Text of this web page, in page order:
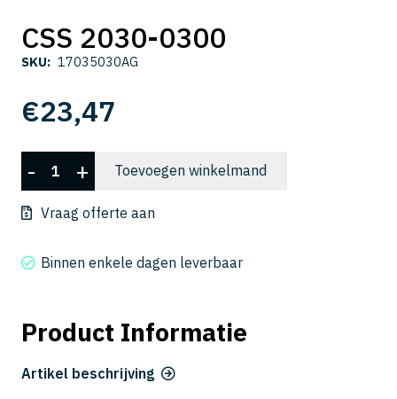
CSS 2030-0300
SKU: 17035030AG
€23,47
2030-
0300
- + Toevoegen winkelmand
Vraag offerte aan
Binnen enkele dagen leverbaar
Product Informatie
Artikel beschrijving